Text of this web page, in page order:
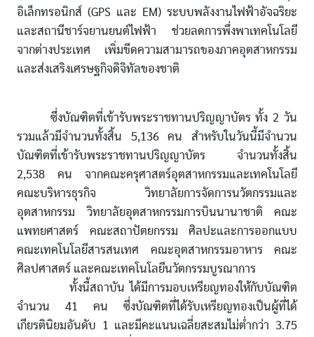
อิเล็กทรอนิกส์ (GPS และ EM) ระบบพลังงานไฟฟ้าอัจฉริยะ
และสถานีชาร์จยานยนต์ไฟฟ้า ช่วยลดการพึ่งพาเทคโนโลยี
จากต่างประเทศ เพิ่มขีดความสามารถของภาคอุตสาหกรรม
และส่งเสริงเศรษฐกิจดิจิทัลของชาติ
ซึ่งบัณฑิตที่เข้ารับพระราชทานปริญญาบัตร ทั้ง 2 วัน
รวมแล้วมีจำนวนทั้งสิ้น 5,136 คน สำหรับในวันนี้มีจำนวน
บัณฑิตที่เข้ารับพระราชทานปริญญาบัตร จำนวนทั้งสิ้น
2,538 คน จากคณะครุศาสตร์อุตสาหกรรมและเทคโนโลยี
คณะบริหารธุรกิจ วิทยาลัยการจัดการนวัตกรรมและ
อุตสาหกรรม วิทยาลัยอุตสาหกรรมการบินนานาชาติ คณะ
แพทยศาสตร์ คณะสถาปัตยกรรม ศิลปะและการออกแบบ
คณะเทคโนโลยีสารสนเทศ คณะอุตสาหกรรมอาหาร คณะ
ศิลปศาสตร์ และคณะเทคโนโลยีนวัตกรรมบูรณาการ
ทั้งนี้สถาบัน ได้มีการมอบเหรียญทองให้กับบัณฑิต
จำนวน 41 คน ซึ่งบัณฑิตที่ได้รับเหรียญทองเป็นผู้ที่ได้
เกียรตินิยมอันดับ 1 และมีคะแนนเฉลี่ยสะสมไม่ต่ำกว่า 3.75